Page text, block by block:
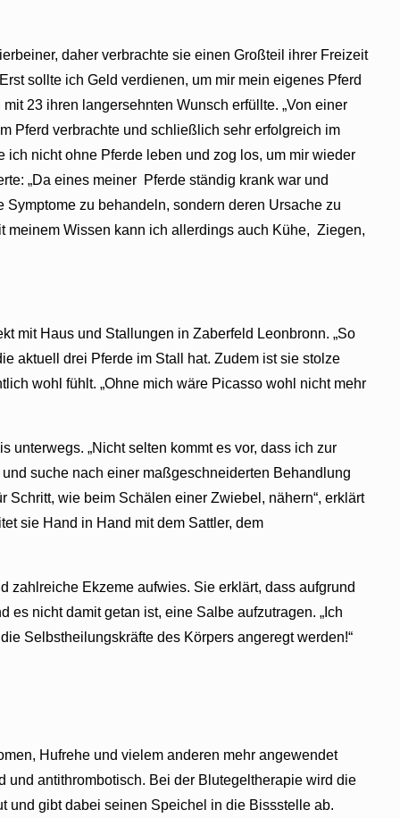
daher verbrachte sie einen Großteil ihrer Freizeit
sollte ich Geld verdienen, um mir mein eigenes Pferd
23 ihren langersehnten Wunsch erfüllte. „Von einer
Pferd verbrachte und schließlich sehr erfolgreich im
ich nicht ohne Pferde leben und zog los, um mir wieder
„Da eines meiner Pferde ständig krank war und
zu behandeln, sondern deren Ursache zu
meinem Wissen kann ich allerdings auch Kühe, Ziegen,
mit Haus und Stallungen in Zaberfeld Leonbronn. „So
aktuell drei Pferde im Stall hat. Zudem ist sie stolze
wohl fühlt. „Ohne mich wäre Picasso wohl nicht mehr
unterwegs. „Nicht selten kommt es vor, dass ich zur
suche nach einer maßgeschneiderten Behandlung
wie beim Schälen einer Zwiebel, nähern“, erklärt
sie Hand in Hand mit dem Sattler, dem
zahlreiche Ekzeme aufwies. Sie erklärt, dass aufgrund
nicht damit getan ist, eine Salbe aufzutragen. „Ich
Selbstheilungskräfte des Körpers angeregt werden!“
Hufrehe und vielem anderen mehr angewendet
antithrombotisch. Bei der Blutegeltherapie wird die
und gibt dabei seinen Speichel in die Bissstelle ab.